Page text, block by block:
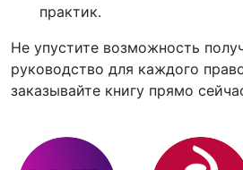
практик.
Не упустите возможность
руководство для каждого
заказывайте книгу прямо